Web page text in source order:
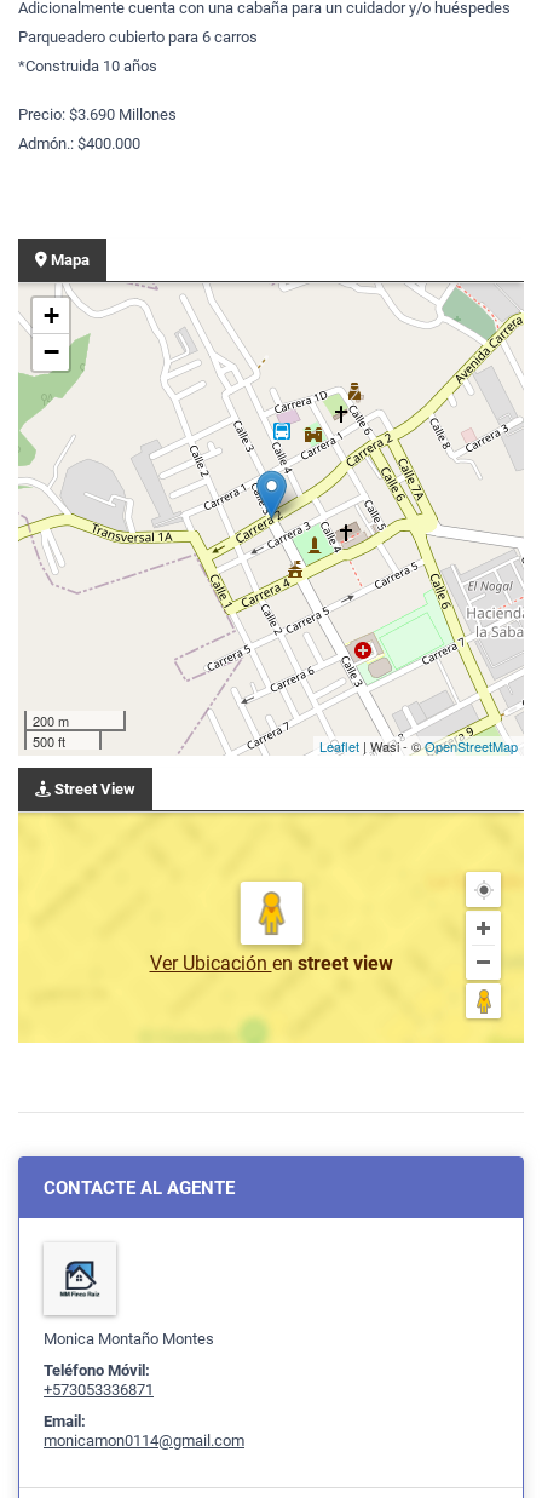
Adicionalmente cuenta con una cabaña para un cuidador y/o huéspedes
Parqueadero cubierto para 6 carros
*Construida 10 años
Precio: $3.690 Millones
Admón.: $400.000
Mapa
+
−
200 m
500 ft
Leaflet | Wasi - ©OpenStreetMap
Street View
Ver Ubicación en street view
CONTACTE AL AGENTE
Monica Montaño Montes
Teléfono Móvil:
+573053336871
Email:
monicamon0114@gmail.com